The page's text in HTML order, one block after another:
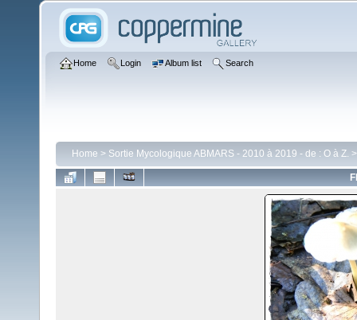
Home Login Album list Search
Home > Sortie Mycologique ABMARS - 2010 à 2019 - de : O à Z.